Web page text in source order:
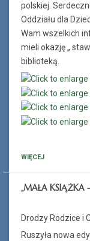
polskiej.
Oddziału dla
Wam wszelkich
mieli okazję „
biblioteką.
WIĘCEJ
„MAŁA KSIĄŻKA
Drodzy Rodzice i
Ruszyła nowa